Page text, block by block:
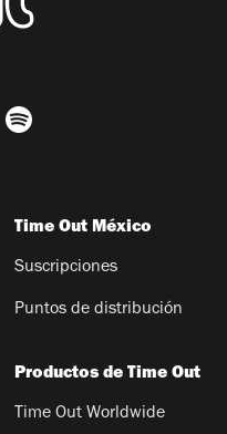
Time Out México
Suscripciones
Puntos de distribución
Productos de Time Out
Time Out Worldwide